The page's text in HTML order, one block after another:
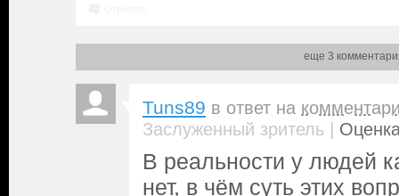
еще 3
Tuns89 в ответ на
Заслуженный зритель |
В реальности у людей
нет, в чём суть этих